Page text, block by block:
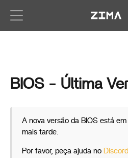
BIOS - Última
A nova versão da BIOS está
mais tarde.
Por favor, peça ajuda no Discord